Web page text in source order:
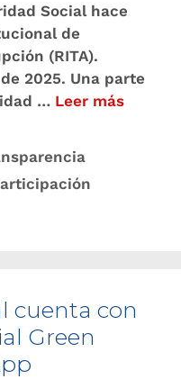
Social hace
de
(RITA).
2025. Una parte
… Leer más
cuenta con
Green